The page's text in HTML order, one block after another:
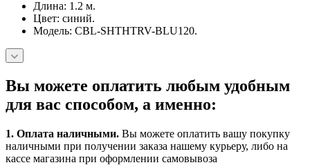
Длина: 1.2 м.
Цвет: синий.
Модель: CBL-SHTHTRV-BLU120.
Вы можете оплатить любым удобным
для вас способом, а именно:
1. Оплата наличными. Вы можете оплатить вашу покупку
наличными при получении заказа нашему курьеру, либо на
кассе магазина при оформлении самовывоза